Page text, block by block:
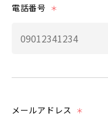
電話番号 ＊
メールアドレス ＊